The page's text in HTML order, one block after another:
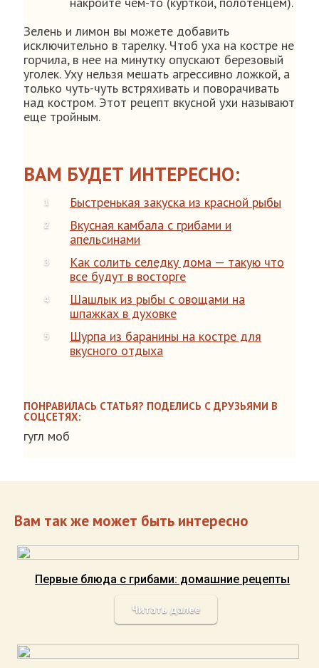
Зелень и лимон вы можете добавить
исключительно в тарелку. Чтоб уха на костре не
горчила, в нее на минутку опускают березовый
уголек. Уху нельзя мешать агрессивно ложкой, а
только чуть-чуть встряхивать и поворачивать
над костром. Этот рецепт вкусной ухи называют
еще тройным.
ВАМ БУДЕТ ИНТЕРЕСНО:
Быстренькая закуска из красной рыбы
Вкусная камбала с грибами и
апельсинами
Как солить селедку дома — такую что
все будут в восторге
Шашлык из рыбы с овощами на
шпажках в духовке
Шурпа из баранины на костре для
вкусного отдыха
ПОНРАВИЛАСЬ СТАТЬЯ? ПОДЕЛИСЬ С ДРУЗЬЯМИ В
СОЦСЕТЯХ:
гугл моб
Вам так же может быть интересно
Первые блюда с грибами: домашние рецепты
Читать далее